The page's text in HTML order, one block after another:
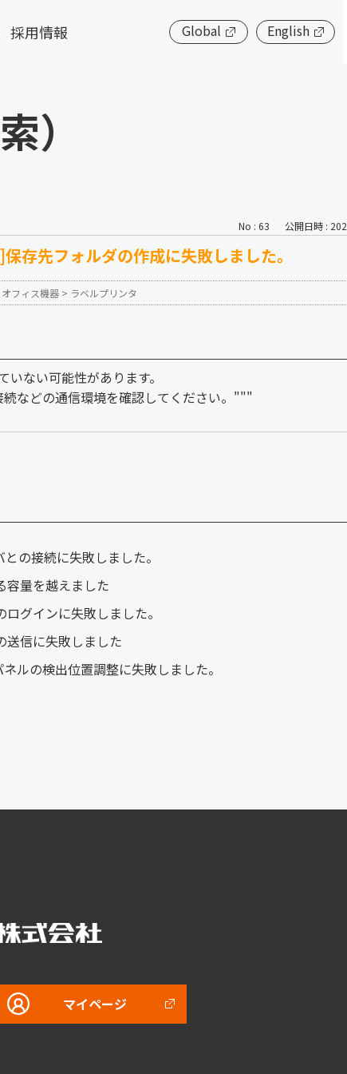
採用情報 Global English
）
No : 63 公開日時 :
先フォルダの作成に失敗しました。
フィス機器 > ラベルプリンタ
いない可能性があります。
などの通信環境を確認してください。"""
の接続に失敗しました。
量を越えました
グインに失敗しました。
信に失敗しました
ルの検出位置調整に失敗しました。
マイページ